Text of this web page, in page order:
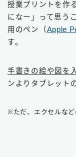
授業プリントを作
になー」って思う
用のペン（Apple
す。
手書きの絵や図を
ンよりタブレット
※ただ、エクセルなど